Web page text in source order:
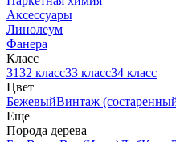
Аксессуары
Линолеум
Фанера
Класс
3132 класс33 класс34 класс
Цвет
БежевыйВинтаж
Еще
Порода дерева